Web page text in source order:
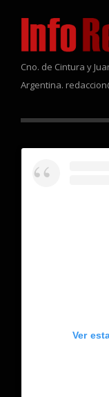
Cno. de Cintura y
Argentina.
Ver